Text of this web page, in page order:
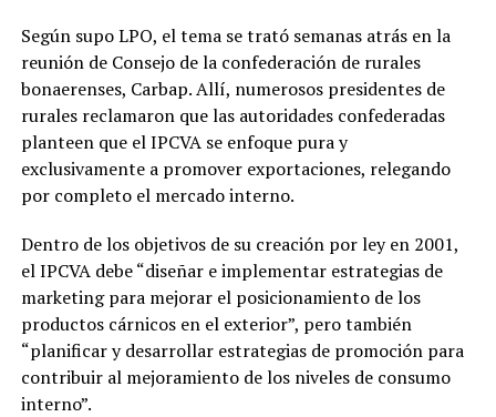
Según supo LPO, el tema se trató semanas atrás en la
reunión de Consejo de la confederación de rurales
bonaerenses, Carbap. Allí, numerosos presidentes de
rurales reclamaron que las autoridades confederadas
planteen que el IPCVA se enfoque pura y
exclusivamente a promover exportaciones, relegando
por completo el mercado interno.
Dentro de los objetivos de su creación por ley en 2001,
el IPCVA debe “diseñar e implementar estrategias de
marketing para mejorar el posicionamiento de los
productos cárnicos en el exterior”, pero también
“planificar y desarrollar estrategias de promoción para
contribuir al mejoramiento de los niveles de consumo
interno”.